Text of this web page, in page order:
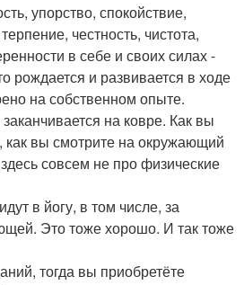
упорство, спокойствие,
честность, чистота,
в себе и своих силах -
рождается и развивается в ходе
на собственном опыте.
на ковре. Как вы
как вы смотрите на окружающий
совсем не про физические
в йогу, в том числе, за
Это тоже хорошо. И так тоже
тогда вы приобретёте